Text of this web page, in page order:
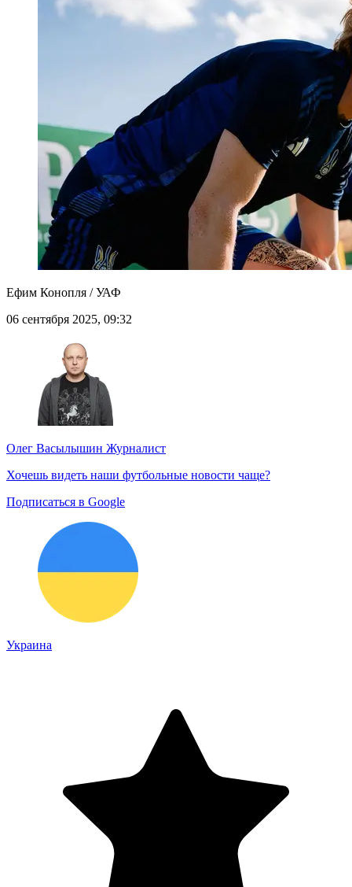
Ефим Конопля / УАФ
06 сентября 2025, 09:32
Олег Васылышин Журналист
Хочешь видеть наши футбольные новости чаще?
Подписаться в Google
Украина